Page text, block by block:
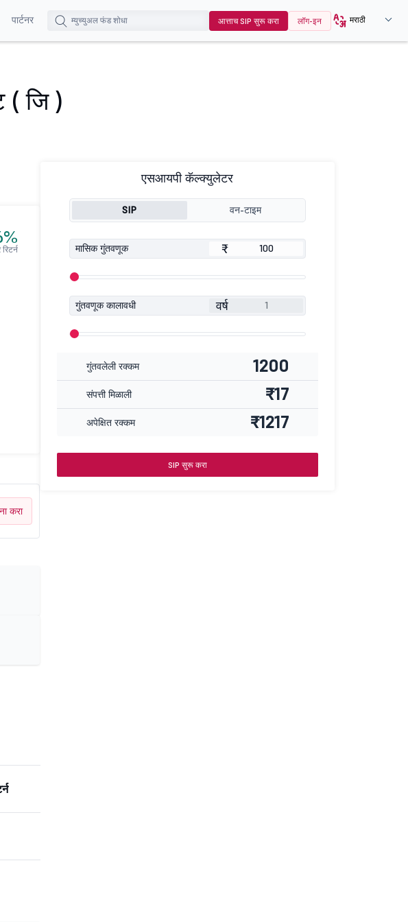
पार्टनर आत्ताच SIP सुरू करा लॉग-इन मराठी
( जि )
करा
एसआयपी कॅल्क्युलेटर
SIP वन-टाइम
मासिक गुंतवणूक ₹
गुंतवणूक कालावधी वर्ष
गुंतवलेली रक्कम 1200
संपत्ती मिळाली ₹17
अपेक्षित रक्कम ₹1217
SIP सुरू करा